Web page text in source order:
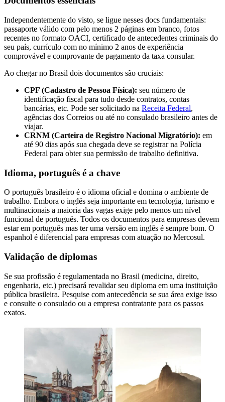
Independentemente do visto, se ligue nesses docs fundamentais:
passaporte válido com pelo menos 2 páginas em branco, fotos
recentes no formato OACI, certificado de antecedentes criminais do
seu país, currículo com no mínimo 2 anos de experiência
comprovável e comprovante de pagamento da taxa consular.
Ao chegar no Brasil dois documentos são cruciais:
CPF (Cadastro de Pessoa Física): seu número de
identificação fiscal para tudo desde contratos, contas
bancárias, etc. Pode ser solicitado na Receita Federal,
agências dos Correios ou até no consulado brasileiro antes de
viajar.
CRNM (Carteira de Registro Nacional Migratório): em
até 90 dias após sua chegada deve se registrar na Polícia
Federal para obter sua permissão de trabalho definitiva.
Idioma, português é a chave
O português brasileiro é o idioma oficial e domina o ambiente de
trabalho. Embora o inglês seja importante em tecnologia, turismo e
multinacionais a maioria das vagas exige pelo menos um nível
funcional de português. Todos os documentos para empresas devem
estar em português mas ter uma versão em inglês é sempre bom. O
espanhol é diferencial para empresas com atuação no Mercosul.
Validação de diplomas
Se sua profissão é regulamentada no Brasil (medicina, direito,
engenharia, etc.) precisará revalidar seu diploma em uma instituição
pública brasileira. Pesquise com antecedência se sua área exige isso
e consulte o consulado ou a empresa contratante para os passos
exatos.